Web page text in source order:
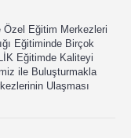
Özel Eğitim Merkezleri
Eğitiminde Birçok
Eğitimde Kaliteyi
ile Buluşturmakla
Ulaşması